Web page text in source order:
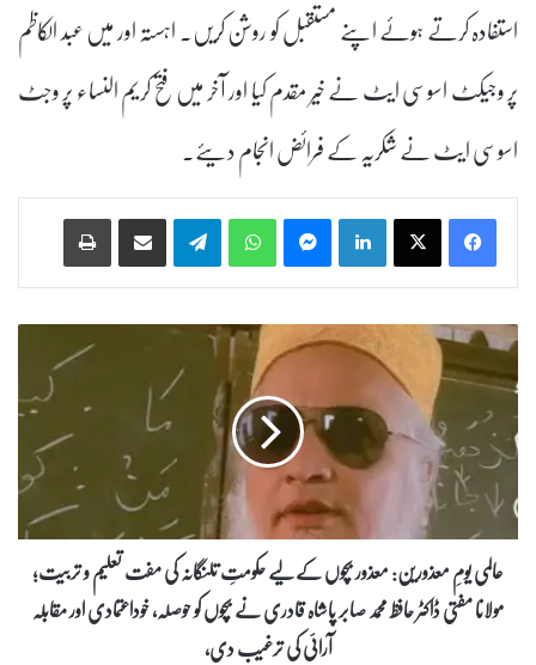
استفادہ کرتے ہوئے اپنے مستقبل کو روشن کریں۔ اہستہ اور میں عبد الکاظم
پر وجیکٹ اسوسی ایٹ نے خیر مقدم کیا اور آخر میں فتح کریم النساء پر وجٹ
اسوسی ایٹ نے شکریہ کے فرائض انجام دیئے۔
LinkedIn
WhatsApp
Telegram
ع
ل
م
ی
ی
و
مِ
م
عالمی یومِ معذورین: معذور بچوں کے لیے حکومتِ تلنگانہ کی مفت تعلیم و تربیت؛
مولانا مفتی ڈاکٹر حافظ محمد صابر پاشاہ قادری نے بچوں کو حوصلہ، خوداعتمادی اور مقابلہ
آرائی کی ترغیب دی،